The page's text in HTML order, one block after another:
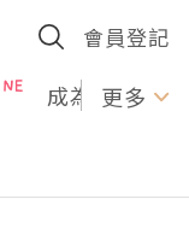
會員登記
成為U更多